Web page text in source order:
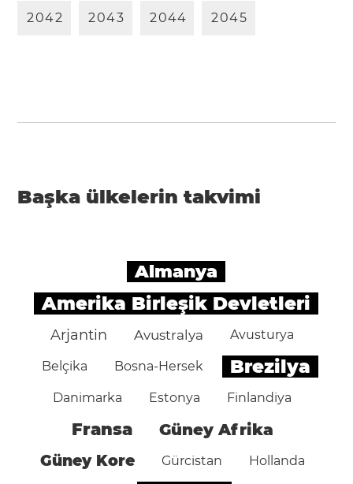
2042 2043 2044 2045
Başka ülkelerin takvimi
Almanya
Amerika Birleşik Devletleri
Arjantin Avustralya Avusturya
Belçika Bosna-Hersek Brezilya
Danimarka Estonya Finlandiya
Fransa Güney Afrika
Güney Kore Gürcistan Hollanda